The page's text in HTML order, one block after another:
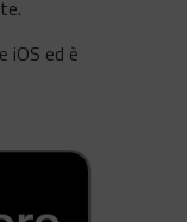
iOS ed è